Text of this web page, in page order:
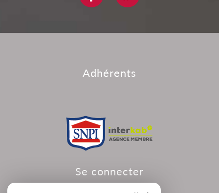
adhérents
se connecter